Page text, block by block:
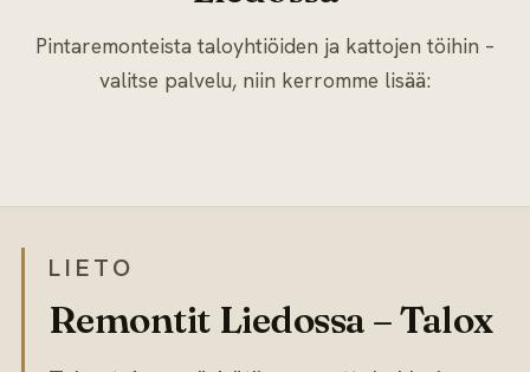
Pintaremonteista taloyhtiöiden ja kattojen töihin –
valitse palvelu, niin kerromme lisää:
Kylpyhuoneremontti
LIETO
Remontit Liedossa – Talox